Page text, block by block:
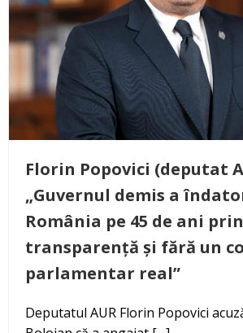
Florin Popovici (deputat
„Guvernul demis a
România pe 45 de ani prin
transparență și fără un
parlamentar real”
Deputatul AUR Florin Popovici